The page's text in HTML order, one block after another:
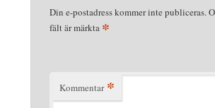
Din e-postadress kommer inte publiceras.
fält är märkta *
Kommentar *